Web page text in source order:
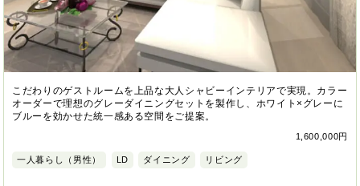
こだわりのゲストルームを上品な大人シャビーインテリアで実現。カラー
オーダーで理想のグレーダイニングセットを製作し、ホワイト×グレーに
ブルーを効かせた統一感ある空間をご提案。
1,600,000円
一人暮らし（男性） LD ダイニング リビング